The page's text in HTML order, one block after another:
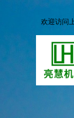
欢迎访问